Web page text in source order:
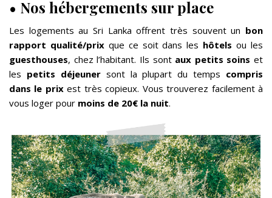
• Nos hébergements sur place
Les logements au Sri Lanka offrent très souvent un bon
rapport qualité/prixque ce soit dans les hôtels ou les
guesthouses, chez l’habitant. Ils sont aux petits soins et
les petits déjeunersont la plupart du temps compris
dans le prixest très copieux. Vous trouverez facilement à
vous loger pour moins de 20€ la nuit.